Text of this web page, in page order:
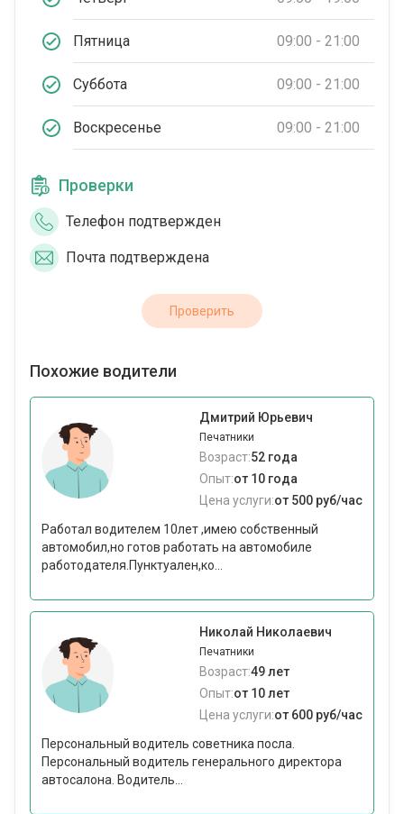
Пятница 09:00 - 21:00
Суббота 09:00 - 21:00
Воскресенье 09:00 - 21:00
Проверки
Телефон подтвержден
Почта подтверждена
Проверить
Похожие водители
Дмитрий Юрьевич
Печатники
Возраст:52 года
Опыт:от 10 года
Цена услуги:от 500 руб/час
Работал водителем 10лет ,имею собственный
автомобил,но готов работать на автомобиле
работодателя.Пунктуален,ко...
Николай Николаевич
Печатники
Возраст:49 лет
Опыт:от 10 лет
Цена услуги:от 600 руб/час
Персональный водитель советника посла.
Персональный водитель генерального директора
автосалона. Водитель...